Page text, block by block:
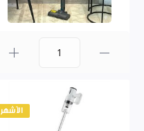
الأشهر